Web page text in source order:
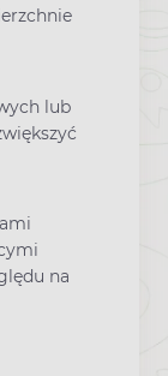
lub
na